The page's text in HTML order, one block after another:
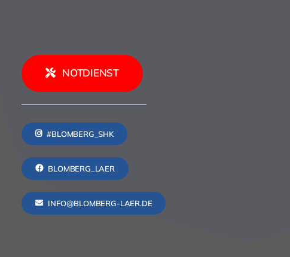
NOTDIENST
#BLOMBERG_SHK
BLOMBERG_LAER
INFO@BLOMBERG-LAER.DE